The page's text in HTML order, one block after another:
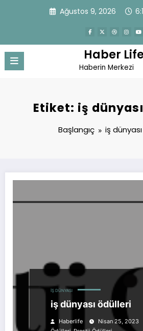
Ağustos 9, 2026
Haber
Haberin Merkezi
Etiket: iş
Başlangıç iş
İŞ DÜNYASI
iş dünyası ödülleri
Haberlife Nisan 25, 2023